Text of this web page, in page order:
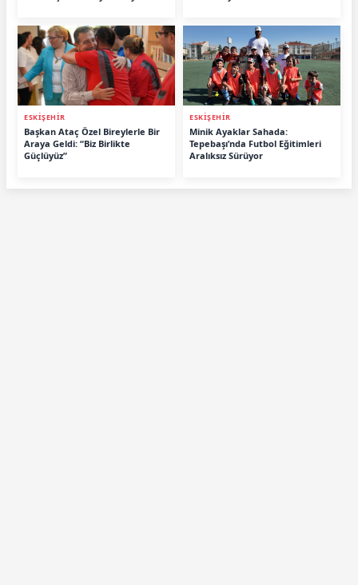
ESKİŞEHİR
Başkan Ataç Özel Bireylerle Bir
Araya Geldi: “Biz Birlikte
Güçlüyüz”
ESKİŞEHİR
Minik Ayaklar Sahada:
Tepebaşı’nda Futbol Eğitimleri
Aralıksız Sürüyor